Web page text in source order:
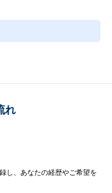
26％
育休・産休取得率10
績があります。
れ
し、あなたの経歴やご希望を